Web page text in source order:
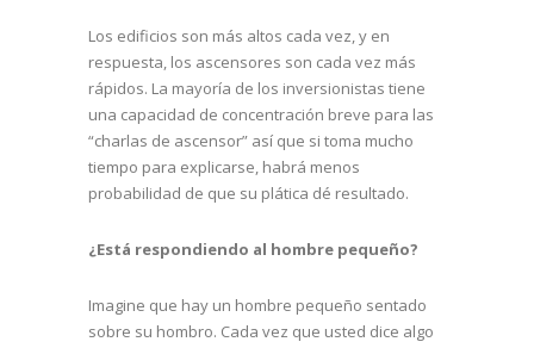
Los edificios son más altos cada vez, y en
respuesta, los ascensores son cada vez más
rápidos. La mayoría de los inversionistas tiene
una capacidad de concentración breve para las
“charlas de ascensor” así que si toma mucho
tiempo para explicarse, habrá menos
probabilidad de que su plática dé resultado.
¿Está respondiendo al hombre pequeño?
Imagine que hay un hombre pequeño sentado
sobre su hombro. Cada vez que usted dice algo